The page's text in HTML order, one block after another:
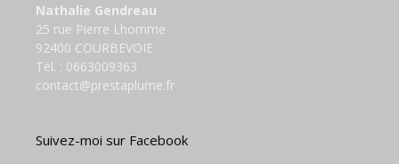
Nathalie Gendreau
25 rue Pierre Lhomme
92400 COURBEVOIE
Tél. : 0663009363
contact@prestaplume.fr
Suivez-moi sur Facebook